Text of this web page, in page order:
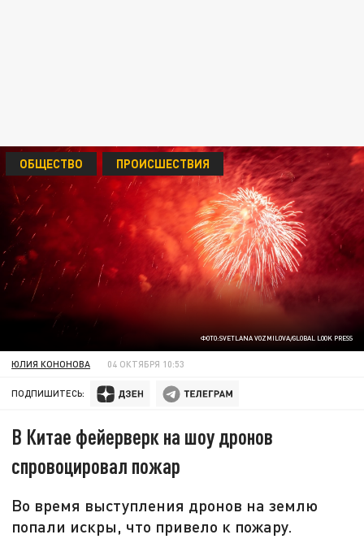
ФОТО:SVETLANA VOZMILOVA/GLOBAL LOOK PRESS
ОБЩЕСТВО ПРОИСШЕСТВИЯ
ЮЛИЯ КОНОНОВА 04 ОКТЯБРЯ 10:53
ПОДПИШИТЕСЬ:
В Китае фейерверк на шоу дронов
спровоцировал пожар
Во время выступления дронов на землю
попали искры, что привело к пожару.